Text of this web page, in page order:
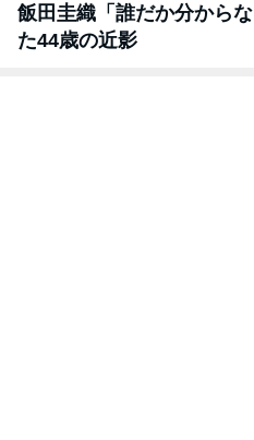
飯田圭織「誰だか分から
た44歳の近影